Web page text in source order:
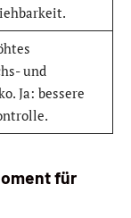
und
Ja: bessere
für